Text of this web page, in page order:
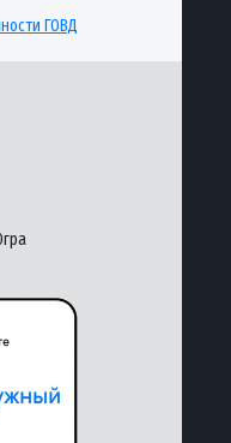
ГОВД